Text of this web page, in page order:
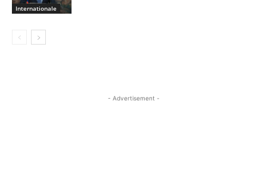
Internationale
- Advertisement -